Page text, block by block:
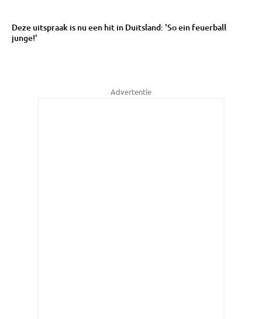
Deze uitspraak is nu een hit in Duitsland: 'So ein feuerball
junge!'
Advertentie